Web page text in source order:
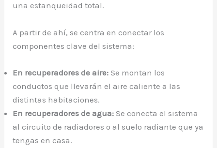
una estanqueidad total.
A partir de ahí, se centra en conectar los
componentes clave del sistema:
En recuperadores de aire: Se montan los
conductos que llevarán el aire caliente a las
distintas habitaciones.
En recuperadores de agua: Se conecta el sistema
al circuito de radiadores o al suelo radiante que ya
tengas en casa.